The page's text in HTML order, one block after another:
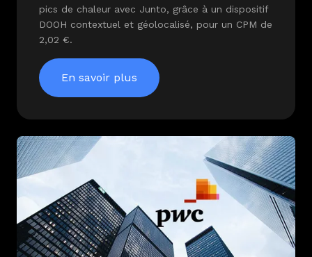
pics de chaleur avec Junto, grâce à un dispositif
DOOH contextuel et géolocalisé, pour un CPM de
2,02 €.
En savoir plus